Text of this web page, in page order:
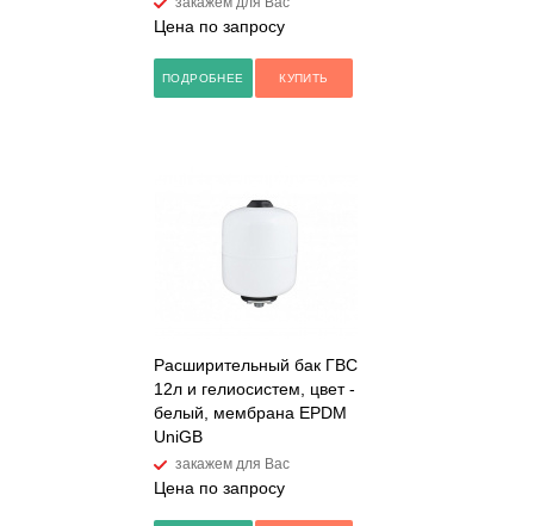
Цена по запросу
ПОДРОБНЕЕ КУПИТЬ
Расширительный бак ГВС
12л и гелиосистем, цвет -
белый, мембрана EPDM
UniGB
закажем для Вас
Цена по запросу